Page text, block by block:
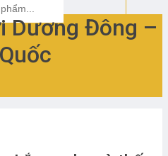
Dương Đông –